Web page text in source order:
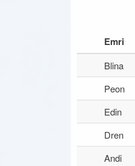
Emri
Blina
Peon
Edin
Dren
Andi